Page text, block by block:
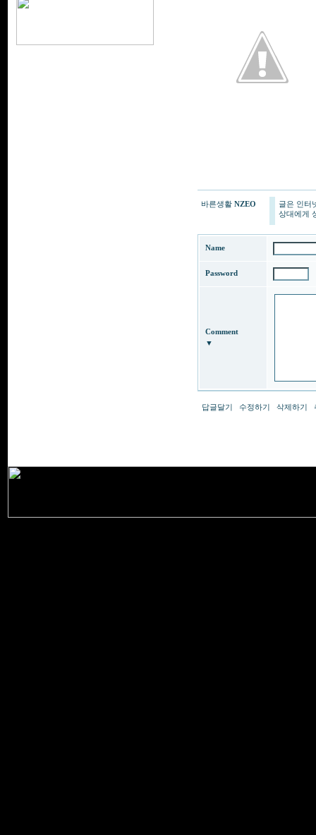
바른생활 NZEO
글은 인터
상대에게
Name
Password
Comment
▼
답글달기 수정하기 삭제하기